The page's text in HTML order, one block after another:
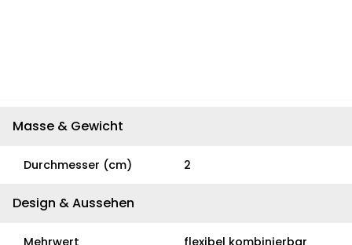
Masse & Gewicht
Durchmesser (cm) 2
Design & Aussehen
Mehrwert flexibel kombinierbar